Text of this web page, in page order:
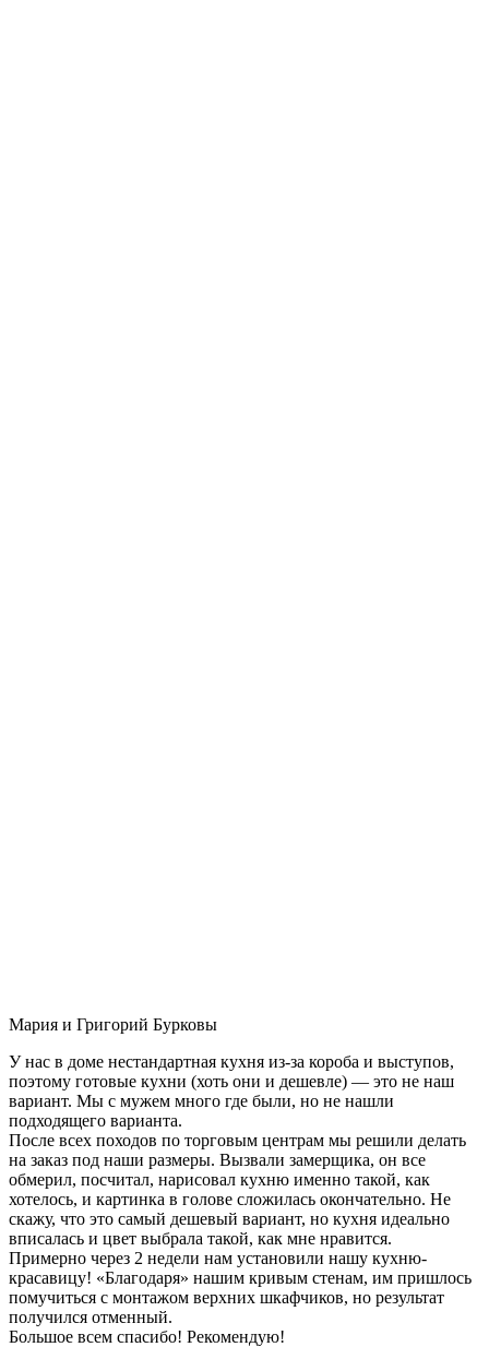
Мария и Григорий Бурковы
У нас в доме нестандартная кухня из-за короба и выступов,
поэтому готовые кухни (хоть они и дешевле) — это не наш
вариант. Мы с мужем много где были, но не нашли
подходящего варианта.
После всех походов по торговым центрам мы решили делать
на заказ под наши размеры. Вызвали замерщика, он все
обмерил, посчитал, нарисовал кухню именно такой, как
хотелось, и картинка в голове сложилась окончательно. Не
скажу, что это самый дешевый вариант, но кухня идеально
вписалась и цвет выбрала такой, как мне нравится.
Примерно через 2 недели нам установили нашу кухню-
красавицу! «Благодаря» нашим кривым стенам, им пришлось
помучиться с монтажом верхних шкафчиков, но результат
получился отменный.
Большое всем спасибо! Рекомендую!